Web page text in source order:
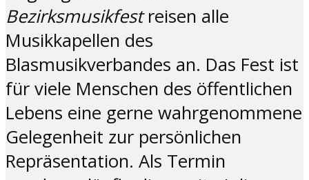
Bezirksmusikfestreisen alle
Musikkapellen des
Blasmusikverbandes an. Das Fest ist
für viele Menschen des öffentlichen
Lebens eine gerne wahrgenommene
Gelegenheit zur persönlichen
Repräsentation. Als Termin